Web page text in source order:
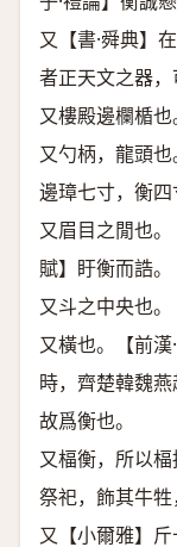
又【書·舜典】
者正天文之器，
又樓殿邊欄楯也
又勺柄，龍頭也
邊璋七寸，衡四
又眉目之閒也。
賦】盱衡而誥。
又斗之中央也。
又橫也。【前漢·
時，齊楚韓魏燕
故爲衡也。
又楅衡，所以
祭祀，飾其牛牲
又【小爾雅】斤